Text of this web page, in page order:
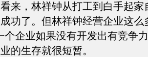
，林祥钟从打工到白手起家
功了。但林祥钟经营企业这么
个企业如果没有开发出有竞争
的生存就很短暂。